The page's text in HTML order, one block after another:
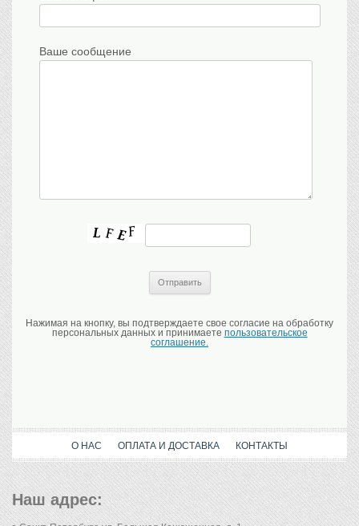
Ваше сообщение
Нажимая на кнопку, вы подтверждаете свое согласие на обработку
персональных данных и принимаете пользовательское
соглашение.
О НАС ОПЛАТА И ДОСТАВКА КОНТАКТЫ
Наш адрес: